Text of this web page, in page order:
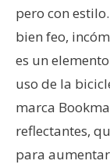
pero con
bien feo,
es un
uso de la
marca
reflectantes,
para